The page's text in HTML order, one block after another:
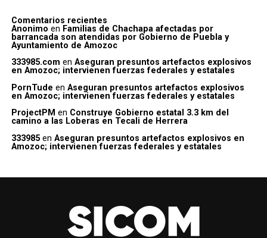
Comentarios recientes
Anonimo en Familias de Chachapa afectadas por
barrancada son atendidas por Gobierno de Puebla y
Ayuntamiento de Amozoc
333985.com en Aseguran presuntos artefactos explosivos
en Amozoc; intervienen fuerzas federales y estatales
PornTude en Aseguran presuntos artefactos explosivos
en Amozoc; intervienen fuerzas federales y estatales
ProjectPM en Construye Gobierno estatal 3.3 km del
camino a las Loberas en Tecali de Herrera
333985en Aseguran presuntos artefactos explosivos en
Amozoc; intervienen fuerzas federales y estatales